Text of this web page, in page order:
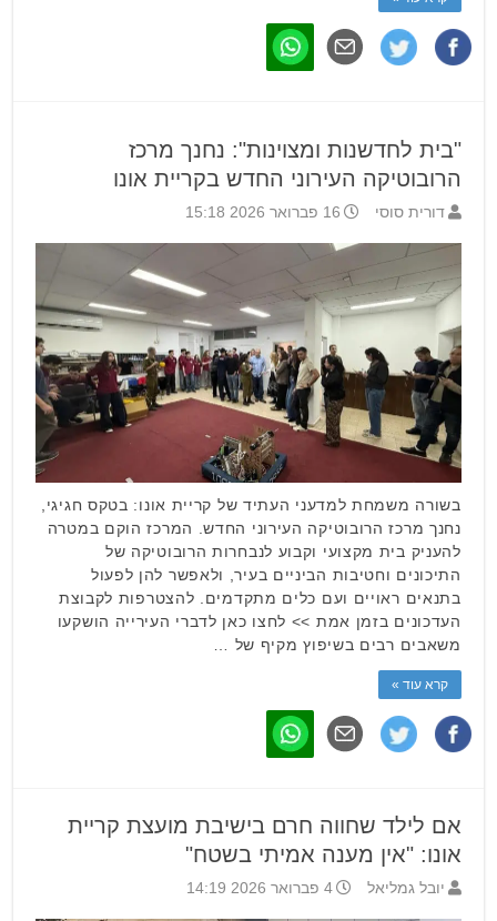
"בית לחדשנות ומצוינות": נחנך מרכז
הרובוטיקה העירוני החדש בקריית אונו
דורית סוסי 16 פברואר 2026 15:18
בשורה משמחת למדעני העתיד של קריית אונו: בטקס חגיגי,
נחנך מרכז הרובוטיקה העירוני החדש. המרכז הוקם במטרה
להעניק בית מקצועי וקבוע לנבחרות הרובוטיקה של
התיכונים וחטיבות הביניים בעיר, ולאפשר להן לפעול
בתנאים ראויים ועם כלים מתקדמים. להצטרפות לקבוצת
העדכונים בזמן אמת >> לחצו כאן לדברי העירייה הושקעו
משאבים רבים בשיפוץ מקיף של …
קרא עוד »
אם לילד שחווה חרם בישיבת מועצת קריית
אונו: "אין מענה אמיתי בשטח"
יובל גמליאל 4 פברואר 2026 14:19